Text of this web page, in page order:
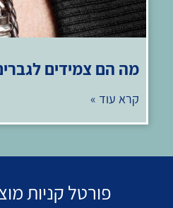
מה הם צמידים
קרא עוד »
פורטל קניות